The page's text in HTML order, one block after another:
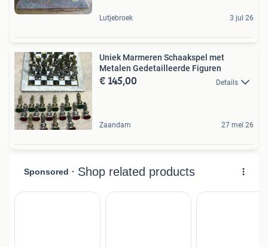
Lutjebroek 3 jul 26
Uniek Marmeren Schaakspel met
Metalen Gedetailleerde Figuren
€ 145,00 Details
Zaandam 27 mei 26